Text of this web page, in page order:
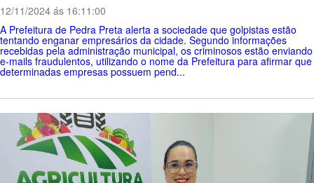
12/11/2024 ás 16:11:00
A Prefeitura de Pedra Preta alerta a sociedade que golpistas estão
tentando enganar empresários da cidade. Segundo informações
recebidas pela administração municipal, os criminosos estão enviando
e-mails fraudulentos, utilizando o nome da Prefeitura para afirmar que
determinadas empresas possuem pend...